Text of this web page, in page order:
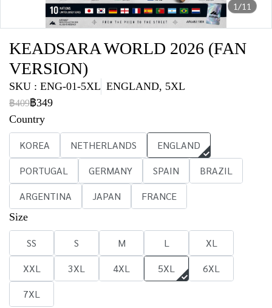
1/11
KEADSARA WORLD 2026 (FAN
VERSION)
SKU : ENG-01-5XL ENGLAND, 5XL
฿409฿349
Country
KOREA NETHERLANDS
ENGLAND
PORTUGAL
GERMANY SPAIN
BRAZIL
ARGENTINA
JAPAN FRANCE
Size
SS S M L
XL
XXL
3XL 4XL 5XL
6XL
7XL